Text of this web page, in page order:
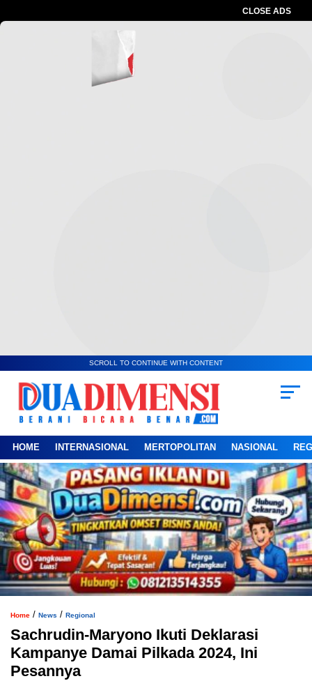
CLOSE ADS
SCROLL TO CONTINUE WITH CONTENT
HOME INTERNASIONAL MERTOPOLITAN NASIONAL
Home / News / Regional
Sachrudin-Maryono Ikuti Deklarasi
Kampanye Damai Pilkada 2024, Ini
Pesannya